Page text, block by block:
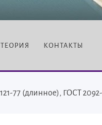
КОНТАКТЫ
77 (длинное), ГОСТ